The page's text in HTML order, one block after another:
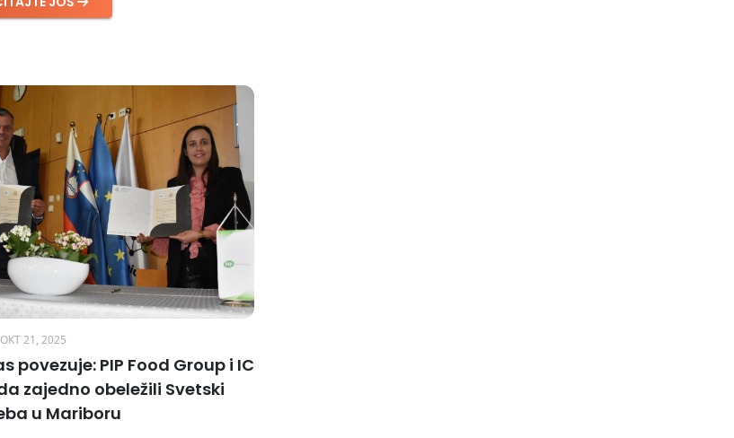
ОКТ 21, 2025
povezuje: PIP Food Group i IC
zajedno obeležili Svetski
u Mariboru